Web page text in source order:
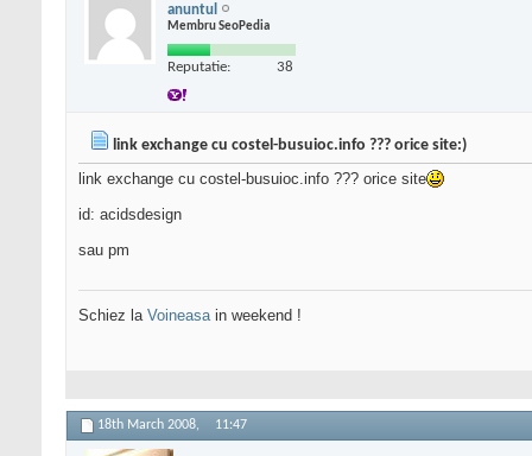
anuntul
Membru SeoPedia
Reputatie: 38
link exchange cu costel-busuioc.info ??? orice site:)
link exchange cu costel-busuioc.info ??? orice site
id: acidsdesign
sau pm
Schiez la Voineasain weekend !
18th March 2008, 11:47